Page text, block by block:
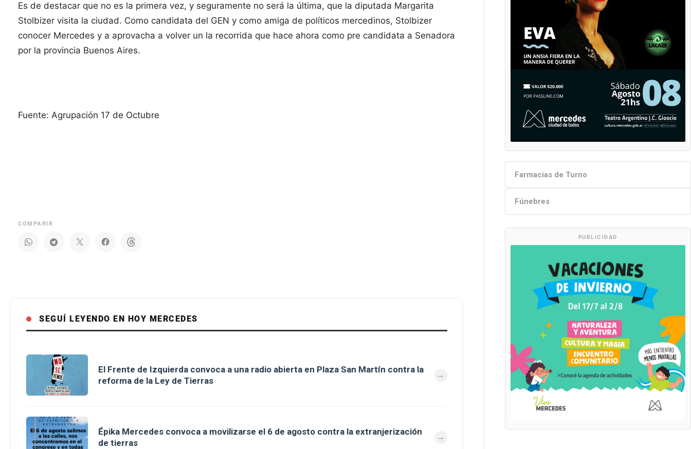
Es de destacar que no es la primera vez, y seguramente no será la última, que la diputada Margarita
Stolbizer visita la ciudad. Como candidata del GEN y como amiga de políticos mercedinos, Stolbizer
conocer Mercedes y a aprovacha a volver un la recorrida que hace ahora como pre candidata a Senadora
por la provincia Buenos Aires.
Fuente: Agrupación 17 de Octubre
COMPARIR
SEGUÍ LEYENDO EN HOY MERCEDES
El Frente de Izquierda convoca a una radio abierta en Plaza San Martín contra la
reforma de la Ley de Tierras
Épika Mercedes convoca a movilizarse el 6 de agosto contra la extranjerización
de tierras
Farmacias de Turno
Fúnebres
PUBLICIDAD